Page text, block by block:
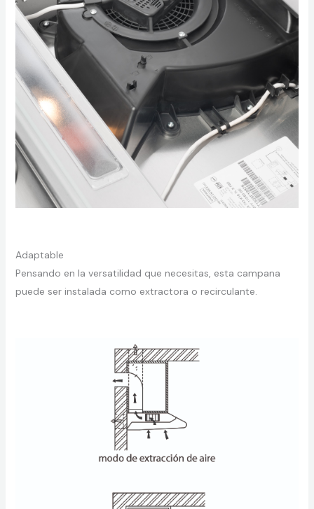
Adaptable
Pensando en la versatilidad que necesitas, esta campana
puede ser instalada como extractora o recirculante.